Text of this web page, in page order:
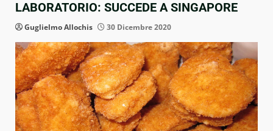
LABORATORIO: SUCCEDE A SINGAPORE
Guglielmo Allochis 30 Dicembre 2020